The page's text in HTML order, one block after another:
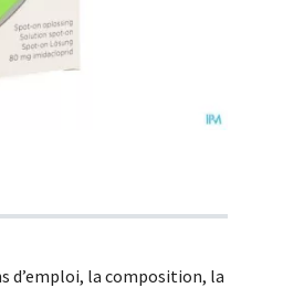
d’emploi, la composition, la